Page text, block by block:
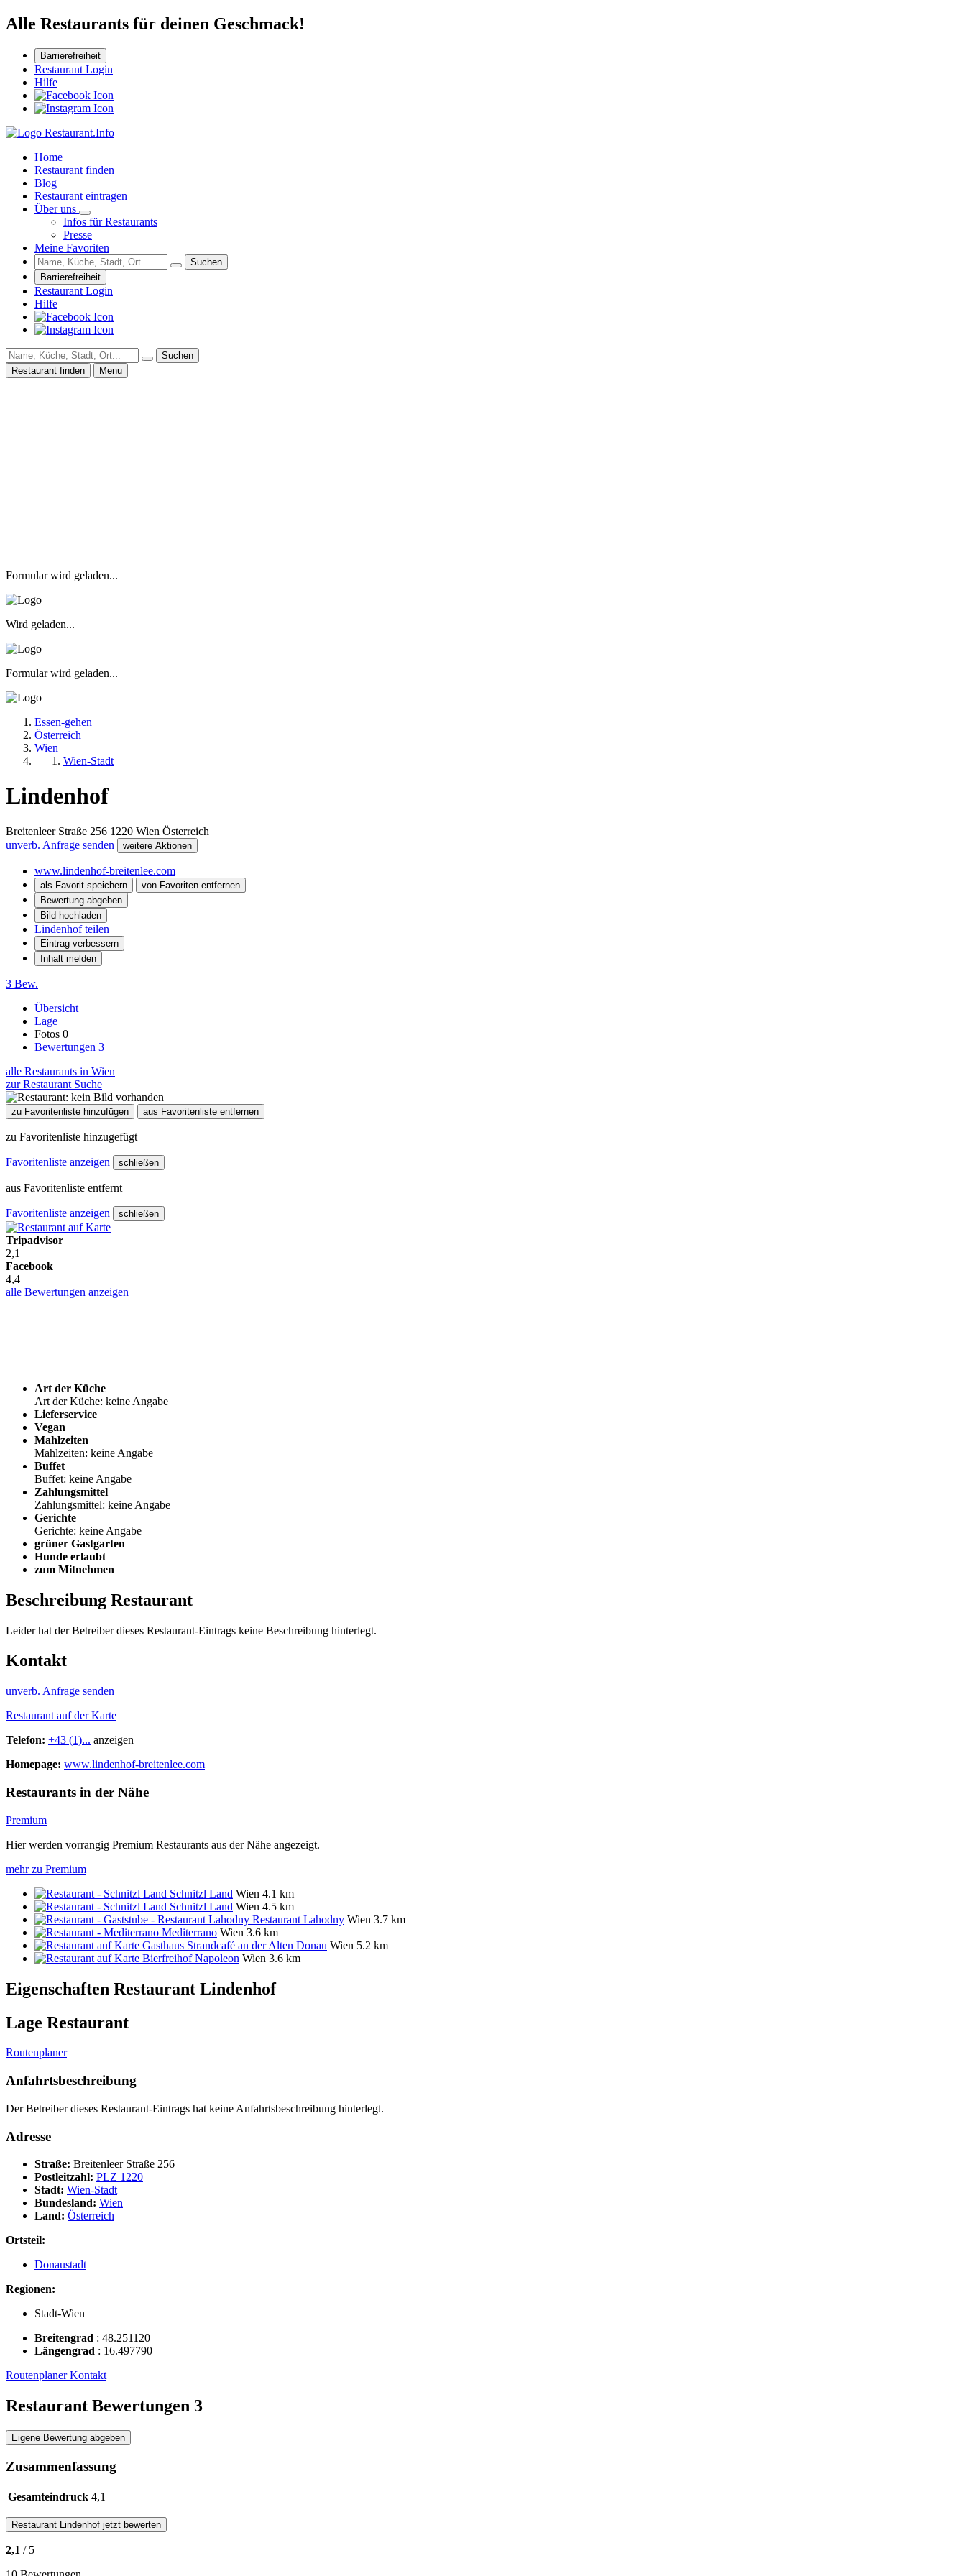
Alle Restaurants für deinen Geschmack!
Barrierefreiheit
Restaurant Login
Hilfe
Home
Restaurant finden
Blog
Restaurant eintragen
Über uns
Infos für Restaurants
Presse
Meine Favoriten
Suchen
Barrierefreiheit
Restaurant Login
Hilfe
Suchen
Restaurant finden
Menu
Formular wird geladen...
Wird geladen...
Formular wird geladen...
Essen-gehen
Österreich
Wien
Wien-Stadt
Lindenhof
Breitenleer Straße 256 1220 Wien Österreich
unverb. Anfrage senden
weitere Aktionen
www.lindenhof-breitenlee.com
als Favorit speichern
von Favoriten entfernen
Bewertung abgeben
Bild hochladen
Lindenhof teilen
Eintrag verbessern
Inhalt melden
3 Bew.
Übersicht
Lage
Fotos 0
Bewertungen 3
alle Restaurants in Wien
zur Restaurant Suche
zu Favoritenliste hinzufügen aus Favoritenliste entfernen
zu Favoritenliste hinzugefügt
Favoritenliste anzeigen schließen
aus Favoritenliste entfernt
Favoritenliste anzeigen schließen
Tripadvisor
2,1
Facebook
4,4
alle Bewertungen anzeigen
Art der Küche
Art der Küche: keine Angabe
Lieferservice
Vegan
Mahlzeiten
Mahlzeiten: keine Angabe
Buffet
Buffet: keine Angabe
Zahlungsmittel
Zahlungsmittel: keine Angabe
Gerichte
Gerichte: keine Angabe
grüner Gastgarten
Hunde erlaubt
zum Mitnehmen
Beschreibung Restaurant
Leider hat der Betreiber dieses Restaurant-Eintrags keine Beschreibung hinterlegt.
Kontakt
unverb. Anfrage senden
Restaurant auf der Karte
Telefon: +43 (1)... anzeigen
Homepage: www.lindenhof-breitenlee.com
Restaurants in der Nähe
Premium
Hier werden vorrangig Premium Restaurants aus der Nähe angezeigt.
mehr zu Premium
Schnitzl Land Wien 4.1 km
Schnitzl Land Wien 4.5 km
Restaurant Lahodny Wien 3.7 km
Mediterrano Wien 3.6 km
Gasthaus Strandcafé an der Alten Donau Wien 5.2 km
Bierfreihof Napoleon Wien 3.6 km
Eigenschaften Restaurant Lindenhof
Lage Restaurant
Routenplaner
Anfahrtsbeschreibung
Der Betreiber dieses Restaurant-Eintrags hat keine Anfahrtsbeschreibung hinterlegt.
Adresse
Straße: Breitenleer Straße 256
Postleitzahl: PLZ 1220
Stadt: Wien-Stadt
Bundesland: Wien
Land: Österreich
Ortsteil:
Donaustadt
Regionen:
Stadt-Wien
Breitengrad : 48.251120
Längengrad : 16.497790
RoutenplanerKontakt
Restaurant Bewertungen 3
Eigene Bewertung abgeben
Zusammenfassung
Gesamteindruck 4,1
Restaurant Lindenhof jetzt bewerten
2,1 / 5